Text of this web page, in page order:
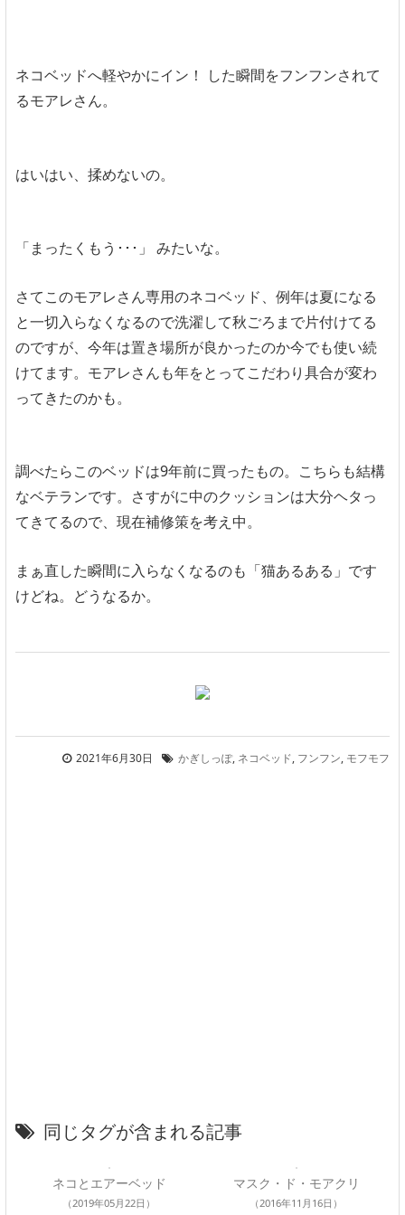
ネコベッドへ軽やかにイン！ した瞬間をフンフンされて
るモアレさん。
はいはい、揉めないの。
「まったくもう･･･」 みたいな。
さてこのモアレさん専用のネコベッド、例年は夏になる
と一切入らなくなるので洗濯して秋ごろまで片付けてる
のですが、今年は置き場所が良かったのか今でも使い続
けてます。モアレさんも年をとってこだわり具合が変わ
ってきたのかも。
調べたらこのベッドは9年前に買ったもの。こちらも結構
なベテランです。さすがに中のクッションは大分ヘタっ
てきてるので、現在補修策を考え中。
まぁ直した瞬間に入らなくなるのも「猫あるある」です
けどね。どうなるか。
2021年6月30日 かぎしっぽ, ネコベッド, フンフン, モフモフ
同じタグが含まれる記事
ネコとエアーベッド
（2019年05月22日）
マスク・ド・モアクリ
（2016年11月16日）